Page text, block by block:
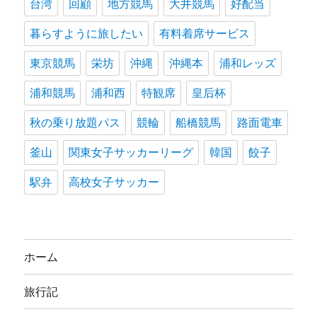
台湾 回顧 地方競馬 大井競馬 好配当
暮らすように旅したい 有料着席サービス
東京競馬 栄坊 沖縄 沖縄本 浦和レッズ
浦和競馬 浦和西 特観席 皇后杯
秋の乗り放題パス 競輪 船橋競馬 路面電車
釜山 関東女子サッカーリーグ 韓国 餃子
駅弁 高校女子サッカー
ホーム
旅行記